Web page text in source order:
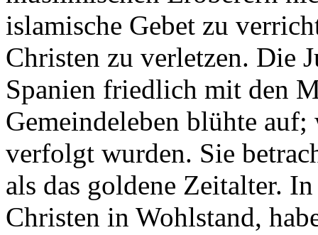
islamische Gebet zu
Christen zu verletzen. Die
Spanien friedlich mit den
Gemeindeleben blühte
verfolgt wurden. Sie
als das goldene Zeitalter.
Christen in Wohlstand,